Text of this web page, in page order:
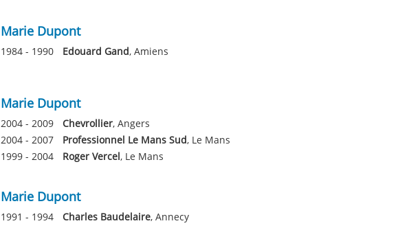
Marie Dupont
1984 - 1990 Edouard Gand, Amiens
Marie Dupont
2004 - 2009 Chevrollier, Angers
2004 - 2007
Professionnel Le Mans Sud, Le Mans
1999 - 2004
Roger Vercel, Le Mans
Marie Dupont
1991 - 1994 Charles Baudelaire, Annecy